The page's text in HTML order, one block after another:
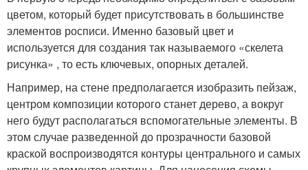
цветом, который будет присутствовать в большинстве
элементов росписи. Именно базовый цвет и
используется для создания так называемого «скелета
рисунка» , то есть ключевых, опорных деталей.
Например, на стене предполагается изобразить пейзаж,
центром композиции которого станет дерево, а вокруг
него будут располагаться вспомогательные элементы. В
этом случае разведенной до прозрачности базовой
краской воспроизводятся контуры центрального и самых